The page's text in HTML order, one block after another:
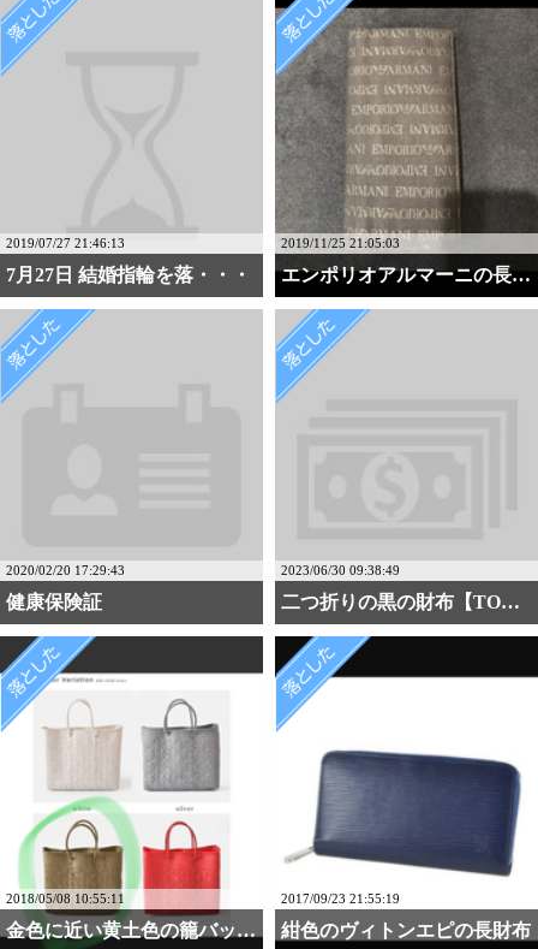
2019/07/27 21:46:13
7月27日 結婚指輪を落・・・
2019/11/25 21:05:03
エンポリオアルマーニの長財布
2020/02/20 17:29:43
健康保険証
2023/06/30 09:38:49
二つ折りの黒の財布【TO・・・
2018/05/08 10:55:11
金色に近い黄土色の籠バッ・・・
2017/09/23 21:55:19
紺色のヴィトンエピの長財布